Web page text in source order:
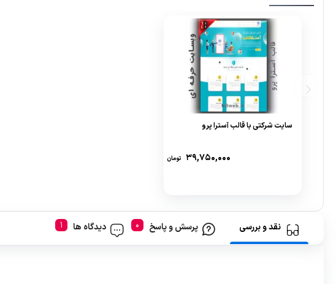
سایت شرکتی با قالب آسترا پرو
۳۹,۷۵۰,۰۰۰ تومان
نقد و بررسی پرسش و پاسخ دیدگاه ها